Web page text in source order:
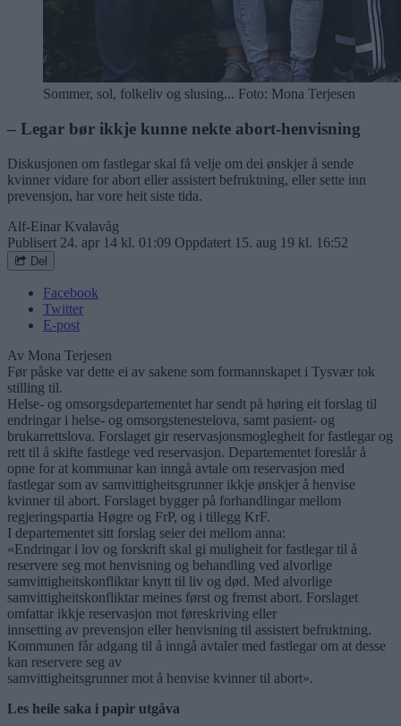
Sommer, sol, folkeliv og slusing... Foto: Mona Terjesen
– Legar bør ikkje kunne nekte abort-henvisning
Diskusjonen om fastlegar skal få velje om dei ønskjer å sende
kvinner vidare for abort eller assistert befruktning, eller sette inn
prevensjon, har vore heit siste tida.
Alf-Einar Kvalavåg
Publisert 24. apr 14 kl. 01:09 Oppdatert 15. aug 19 kl. 16:52
Del
Facebook
Twitter
E-post
Av Mona Terjesen
Før påske var dette ei av sakene som formannskapet i Tysvær tok
stilling til.
Helse- og omsorgsdepartementet har sendt på høring eit forslag til
endringar i helse- og omsorgstenestelova, samt pasient- og
brukarrettslova. Forslaget gir reservasjonsmoglegheit for fastlegar og
rett til å skifte fastlege ved reservasjon. Departementet foreslår å
opne for at kommunar kan inngå avtale om reservasjon med
fastlegar som av samvittigheitsgrunner ikkje ønskjer å henvise
kvinner til abort. Forslaget bygger på forhandlingar mellom
regjeringspartia Høgre og FrP, og i tillegg KrF.
I departementet sitt forslag seier dei mellom anna:
«Endringar i lov og forskrift skal gi muligheit for fastlegar til å
reservere seg mot henvisning og behandling ved alvorlige
samvittigheitskonfliktar knytt til liv og død. Med alvorlige
samvittigheitskonfliktar meines først og fremst abort. Forslaget
omfattar ikkje reservasjon mot føreskriving eller
innsetting av prevensjon eller henvisning til assistert befruktning.
Kommunen får adgang til å inngå avtaler med fastlegar om at desse
kan reservere seg av
samvittigheitsgrunner mot å henvise kvinner til abort».
Les heile saka i papir utgåva